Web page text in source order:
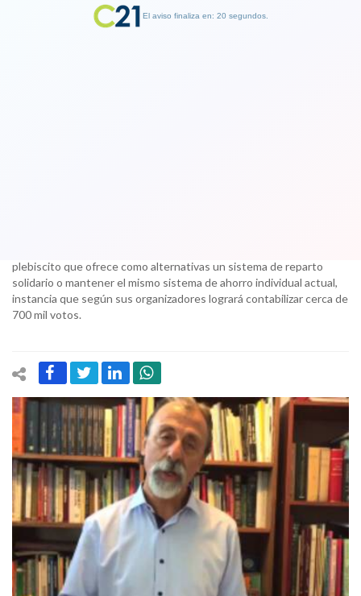
plebiscito que ofrece como alternativas un sistema de reparto
solidario o mantener el mismo sistema de ahorro individual actual,
instancia que según sus organizadores logrará contabilizar cerca de
700 mil votos.
El aviso finaliza en: 19 segundos.